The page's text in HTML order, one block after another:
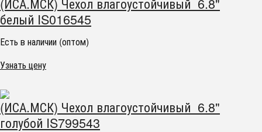
белый IS016545
Есть в наличии (оптом)
Узнать цену
(ИСА.МСК) Чехол влагоустойчивый 6.8"
голубой IS799543